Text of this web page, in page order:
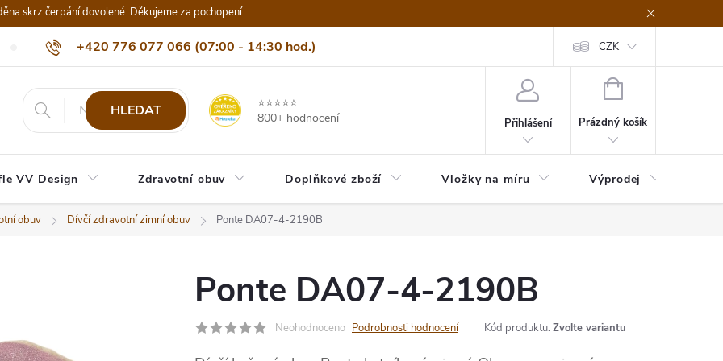
skrz čerpání dovolené. Děkujeme za pochopení.
+420 776 077 066 (07:00 - 14:30 hod.)
info@eshop-vvdesign.cz
Nejčastější dotazy Naši odběratelé Doprava a platba Vrácení, výměna nebo
CZK
HLEDAT
⭐⭐⭐⭐⭐
800+ hodnocení
Přihlášení
NÁKUPNÍ
Prázdný košík
VV Design Zdravotní obuv Doplňkové zboží Vložky na míru Výprodej
obuv Dívčí zdravotní zimní obuv Ponte DA07-4-2190B
Ponte DA07-4-2190B
Neohodnoceno Podrobnosti hodnocení Kód produktu: Zvolte variantu